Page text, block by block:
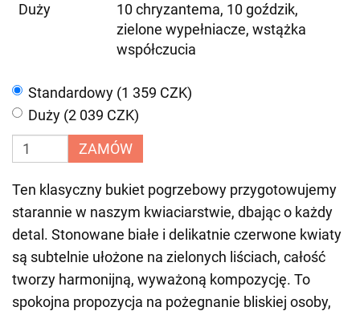
Duży
10 chryzantema, 10 goździk,
zielone wypełniacze, wstążka
współczucia
Standardowy (1 359 CZK)
Duży (2 039 CZK)
ZAMÓW
Ten klasyczny bukiet pogrzebowy przygotowujemy
starannie w naszym kwiaciarstwie, dbając o każdy
detal. Stonowane białe i delikatnie czerwone kwiaty
są subtelnie ułożone na zielonych liściach, całość
tworzy harmonijną, wyważoną kompozycję. To
spokojna propozycja na pożegnanie bliskiej osoby,